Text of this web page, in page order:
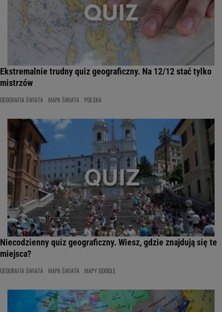
Ekstremalnie trudny quiz geograficzny. Na 12/12 stać tylko
mistrzów
GEOGRAFIA ŚWIATA MAPA ŚWIATA POLSKA
Niecodzienny quiz geograficzny. Wiesz, gdzie znajdują się te
miejsca?
GEOGRAFIA ŚWIATA MAPA ŚWIATA MAPY GOOGLE